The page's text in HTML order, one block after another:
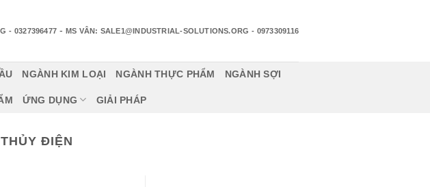
- 0327396477 -MS VÂN: SALE1@INDUSTRIAL-SOLUTIONS.ORG - 0973309116
NGÀNH KIM LOẠI NGÀNH THỰC PHẨM NGÀNH SỢI
ỨNG DỤNG GIẢI PHÁP
ĐIỆN